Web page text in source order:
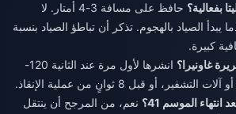
بفعالية؟
حافظ على مسافة 3-4 أمتار. لا
يبدأ الصياد بالهجوم. تذكر أن تباطؤ الصياد بنسبة
غاونيرا؟
انشرها لأول مرة عند الثانية 120-
الموسم 41؟
نعم، من المرجح أن ينتقل